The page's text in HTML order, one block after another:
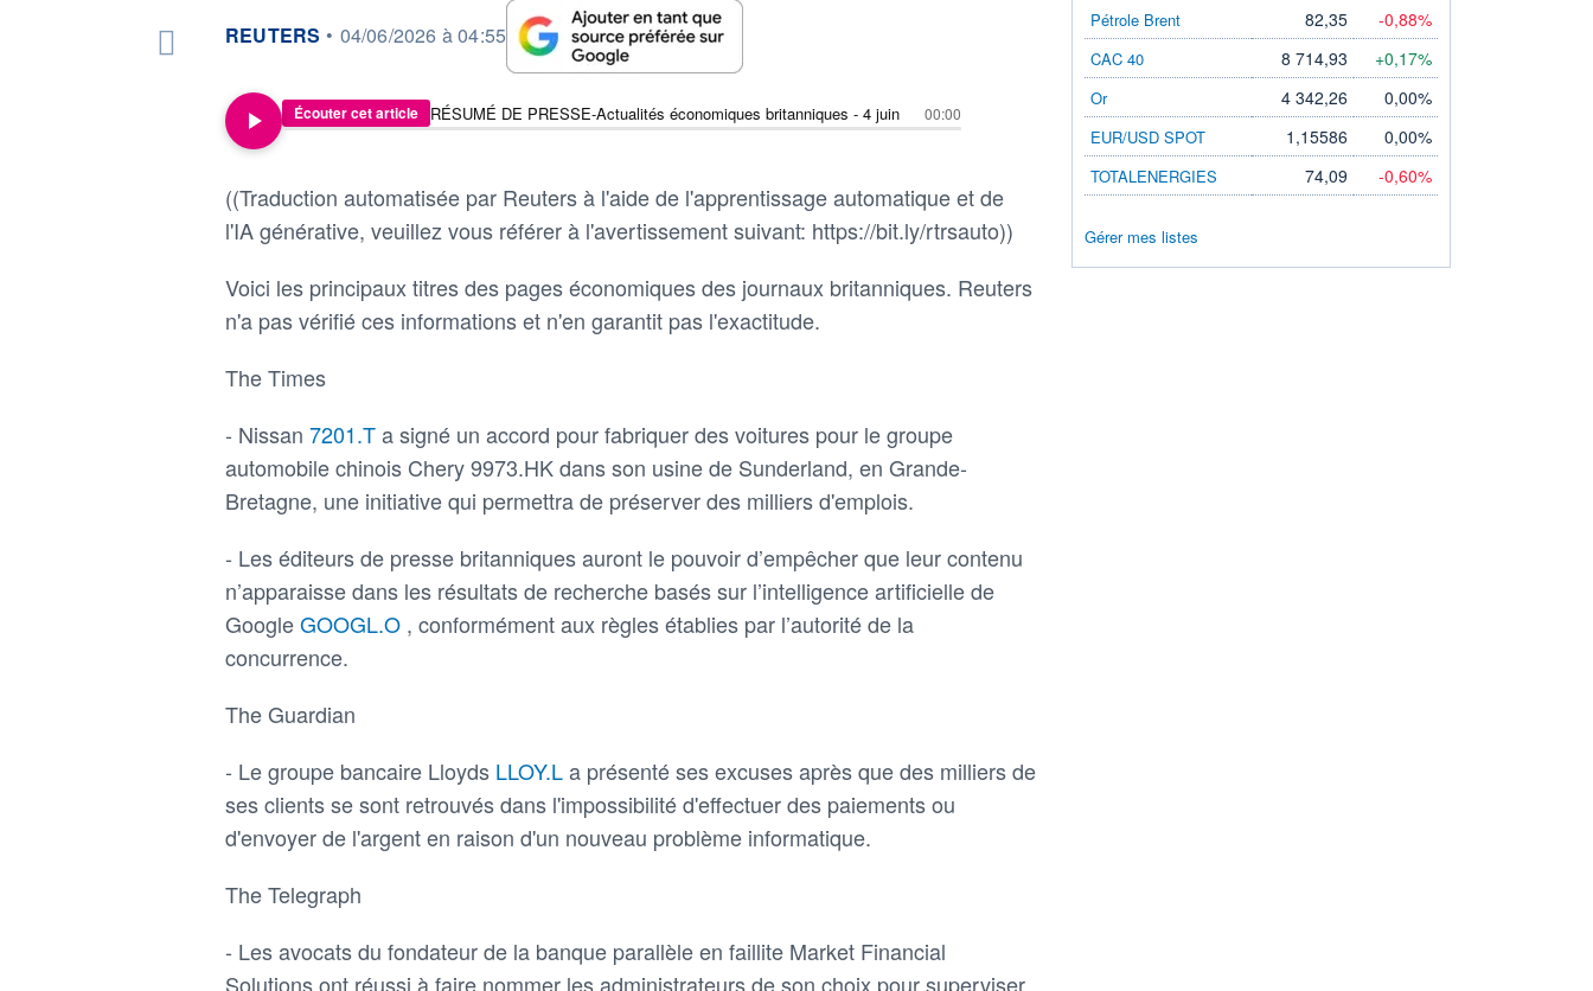
information fournie par
REUTERS • 04/06/2026 à 04:55
Écouter cet article RÉSUMÉ DE PRESSE-Actualités économiques britanniques - 4 juin 00:00
((Traduction automatisée par Reuters à l'aide de l'apprentissage automatique et de
l'IA générative, veuillez vous référer à l'avertissement suivant: https://bit.ly/rtrsauto))
Voici les principaux titres des pages économiques des journaux britanniques. Reuters
n'a pas vérifié ces informations et n'en garantit pas l'exactitude.
The Times
- Nissan 7201.Ta signé un accord pour fabriquer des voitures pour le groupe
automobile chinois Chery 9973.HK dans son usine de Sunderland, en Grande-
Bretagne, une initiative qui permettra de préserver des milliers d'emplois.
- Les éditeurs de presse britanniques auront le pouvoir d’empêcher que leur contenu
n’apparaisse dans les résultats de recherche basés sur l’intelligence artificielle de
GoogleGOOGL.O , conformément aux règles établies par l’autorité de la
concurrence.
The Guardian
- Le groupe bancaire Lloyds LLOY.La présenté ses excuses après que des milliers de
ses clients se sont retrouvés dans l'impossibilité d'effectuer des paiements ou
d'envoyer de l'argent en raison d'un nouveau problème informatique.
The Telegraph
- Les avocats du fondateur de la banque parallèle en faillite Market Financial
Solutions ont réussi à faire nommer les administrateurs de son choix pour superviser
Pétrole Brent
82,35 -0,88%
CAC 40 8 714,93 +0,17%
Or 4 342,26 0,00%
EUR/USD SPOT 1,15586 0,00%
TOTALENERGIES 74,09 -0,60%
Gérer mes listes